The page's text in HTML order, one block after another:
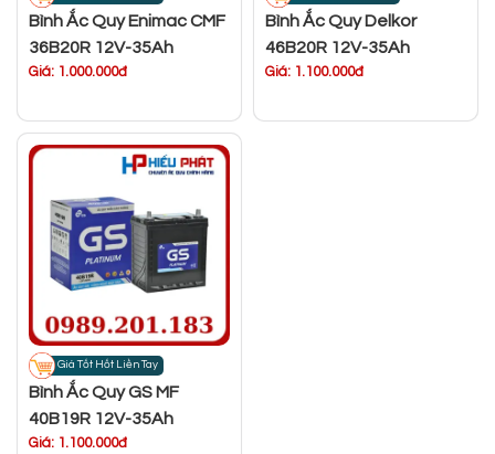
Bình Ắc Quy Enimac CMF
36B20R 12V-35Ah
Giá: 1.000.000đ
Bình Ắc Quy Delkor
46B20R 12V-35Ah
Giá: 1.100.000đ
Giá Tốt Hốt Liền Tay
Bình Ắc Quy GS MF
40B19R 12V-35Ah
Giá: 1.100.000đ